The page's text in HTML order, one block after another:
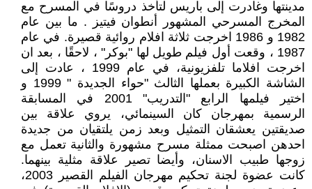
مدينتها وغادرت إلى باريس لتأخذ دروسًا في المسرح مع
المخرج المسرحي المشهور أنطوان فيتيز . ما بين عام
1982 و 1986 اخرجت ثلاثة افلام روائية قصيرة. في عام
1987 ، وقعت أول فيلم طويل لها "بوكر" ، لاحقًا ، بعد ان
اخرجت افلاما تلفزيونية، في عام 1999 ، عادت إلى
الشاشة الكبيرة بعملها الثالث "حواء الجديدة " 1999 و
اختير فيلمها الرابع "التدريب" 2001 في المسابقة
الرسمية بمهرجان كان السينمائي، يروي علاقة بين
صديقتين يعشقان التمثيل وبعد زمن يلتقيان من جديدة
احدهن اصبحت ممثلة مسرح مشهورة والثانية تعمل مع
زوجها طبيب الاسنان، وأيضا تصير علاقة مثلية بينهما.
كانت عضوة لجنة تحكيم مهرجان الفيلم القصير 2003،